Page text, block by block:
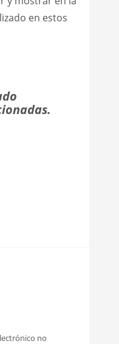
en estos
no